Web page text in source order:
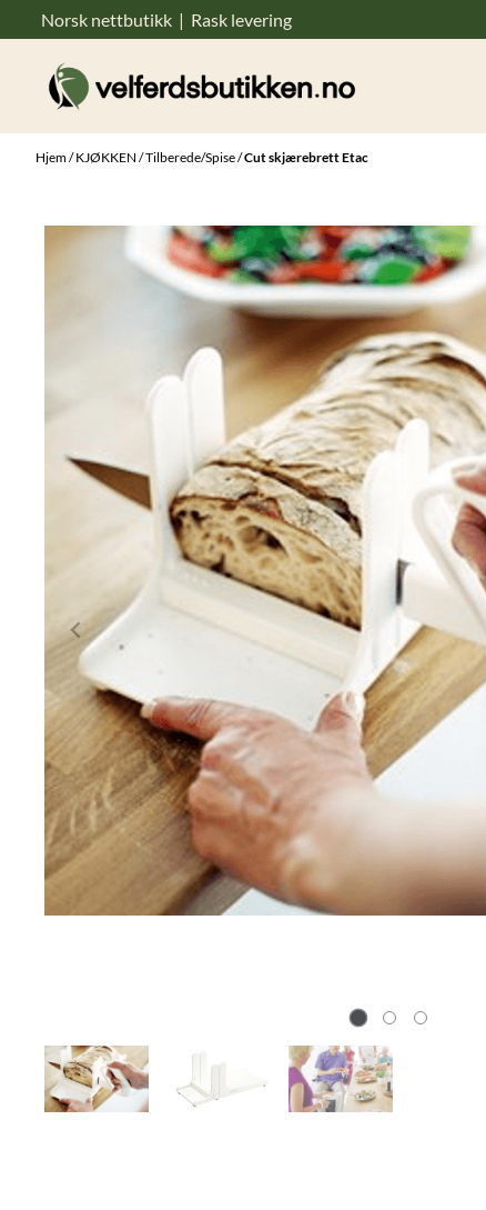
Hopp til innhold
Norsk nettbutikk | Rask levering
Hjem/KJØKKEN /Tilberede/Spise/Cut skjærebrett Etac